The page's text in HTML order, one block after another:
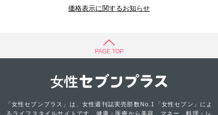
価格表示に関するお知らせ
PAGE TOP
「女性セブンプラス」は、女性週刊誌実売部数No.1「女性セブン」によ
るライフスタイルサイトです。健康・医療から美容、マネー、料理・レ